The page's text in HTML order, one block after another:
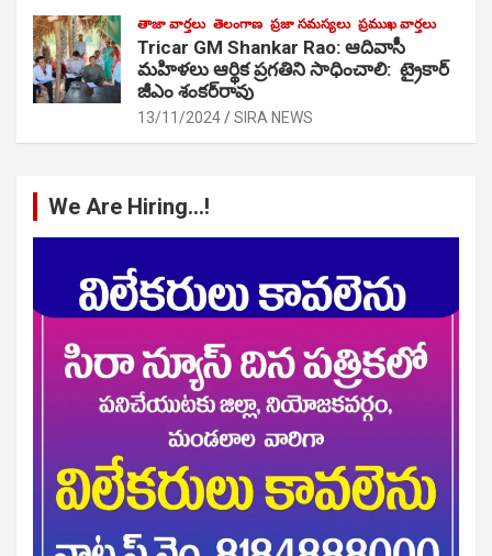
తాజా వార్తలు తెలంగాణ ప్రజా సమస్యలు ప్రముఖ వార్తలు
Tricar GM Shankar Rao: ఆదివాసీ
మహిళలు ఆర్థిక ప్రగతిని సాధించాలి: ట్రైకార్
జీఎం శంకర్‌రావు
13/11/2024 SIRA NEWS
We Are Hiring…!